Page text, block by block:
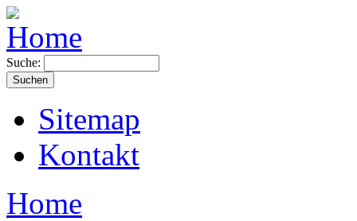
Suche:
Sitemap
Kontakt
Home